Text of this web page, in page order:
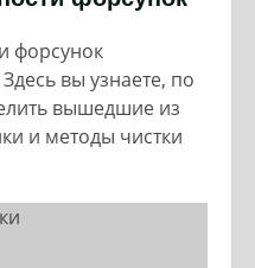
форсунок
вы узнаете, по
вышедшие из
и методы чистки